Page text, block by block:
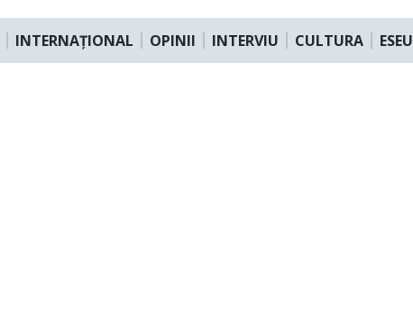
INTERNAȚIONAL OPINII INTERVIU CULTURA ESEU